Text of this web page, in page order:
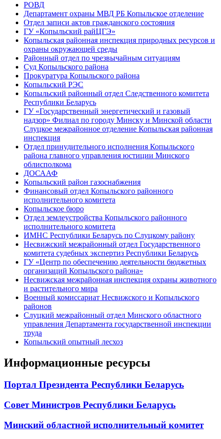
РОВД
Департамент охраны МВД РБ Копыльское отделение
Отдел записи актов гражданского состояния
ГУ «Копыльский райЦГЭ»
Копыльская районная инспекция природных ресурсов и
охраны окружающей среды
Районный отдел по чрезвычайным ситуациям
Суд Копыльского района
Прокуратура Копыльского района
Копыльский РЭС
Копыльский районный отдел Следственного комитета
Республики Беларусь
ГУ «Государственный энергетический и газовый
надзор» Филиал по городу Минску и Минской области
Слуцкое межрайонное отделение Копыльская районная
инспекция
Отдел принудительного исполнения Копыльского
района главного управления юстиции Минского
облисполкома
ДОСААФ
Копыльский район газоснабжения
Финансовый отдел Копыльского районного
исполнительного комитета
Копыльское бюро
Отдел землеустройства Копыльского районного
исполнительного комитета
ИМНС Республики Беларусь по Слуцкому району
Несвижский межрайонный отдел Государственного
комитета судебных экспертиз Республики Беларусь
ГУ «Центр по обеспечению деятельности бюджетных
организаций Копыльского района»
Несвижская межрайонная инспекция охраны животного
и растительного мира
Военный комиссариат Несвижского и Копыльского
районов
Слуцкий межрайонный отдел Минского областного
управления Департамента государственной инспекции
труда
Копыльский опытный лесхоз
Информационные ресурсы
Портал Президента Республики Беларусь
Совет Министров Республики Беларусь
Минский областной исполнительный комитет